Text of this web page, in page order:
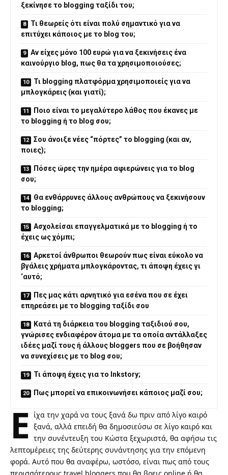
ξεκίνησε το blogging ταξίδι του;
Τι θεωρείς ότι είναι πολύ σημαντικό για να
επιτύχει κάποιος με το blog του;
Αν είχες μόνο 100 ευρώ για να ξεκινήσεις ένα
καινούργιο blog, πως θα τα χρησιμοποιούσες;
Τι blogging πλατφόρμα χρησιμοποιείς για να
μπλογκάρεις (και γιατί);
Ποιο είναι το μεγαλύτερο λάθος που έκανες με
το blogging ή το blog σου;
Σου άνοιξε νέες “πόρτες” το blogging (και αν,
ποιες);
Πόσες ώρες την ημέρα αφιερώνεις για το blog
σου;
Θα ενθάρρυνες άλλους ανθρώπους να ξεκινήσουν
το blogging;
Ασχολείσαι επαγγελματικά με το blogging ή το
έχεις ως χόμπι;
Αρκετοί άνθρωποι θεωρούν πως είναι εύκολο να
βγάλεις χρήματα μπλογκάροντας, τι άποψη έχεις γι
‘αυτό;
Πες μας κάτι αρνητικό για εσένα που σε έχει
επηρεάσει με το blogging ταξίδι σου
Κατά τη διάρκεια του blogging ταξιδιού σου,
γνώρισες ενδιαφέρον άτομα με τα οποία αντάλλαξες
ιδέες μαζί τους ή άλλους bloggers που σε βοήθησαν
να συνεχίσεις με το blog σου;
Τι άποψη έχεις για το Inkstory;
Πως μπορεί να επικοινωνήσει κάποιος μαζί σου;
Ε
ίχα την χαρά να τους ξανά δω πριν από λίγο καιρό
ξανά, αλλά επειδή θα δημοσιεύσω σε λίγο καιρό και
την συνέντευξη του Κώστα ξεχωριστά, θα αφήσω τις
λεπτομέρειες της δεύτερης συνάντησης για την επόμενη
φορά. Αυτό που θα αναφέρω, ωστόσο, είναι πως από τους